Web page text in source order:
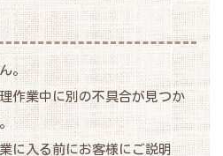
。
作業中に別の不具合が見つか
に入る前にお客様にご説明